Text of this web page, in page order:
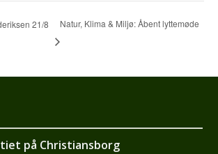
21/8 Natur, Klima & Miljø: Åbent lyttemøde
på Christiansborg